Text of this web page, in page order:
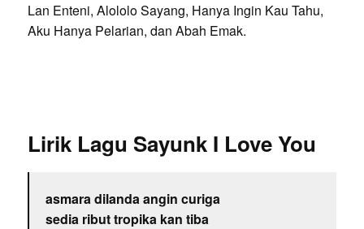
Lan Enteni, Alololo Sayang, Hanya Ingin Kau Tahu,
Aku Hanya Pelarian, dan Abah Emak.
Lirik Lagu Sayunk I Love You
asmara dilanda angin curiga
sedia ribut tropika kan tiba